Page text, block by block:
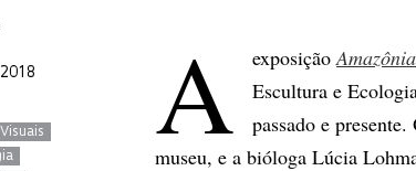
A exposição
Escultura e
passado e
museu, e a bióloga Lúcia